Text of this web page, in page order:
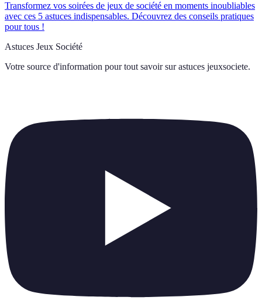
Transformez vos soirées de jeux de société en moments inoubliables
avec ces 5 astuces indispensables. Découvrez des conseils pratiques
pour tous !
Astuces Jeux Société
Votre source d'information pour tout savoir sur astuces jeuxsociete.